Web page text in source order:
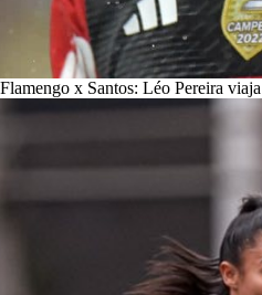
Flamengo x Santos: Léo Pereira